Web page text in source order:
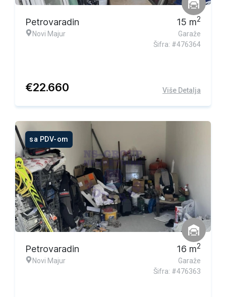
Petrovaradin
Novi Majur
15 m2
Garaže
Šifra: #476364
€22.660 Više Detalja
sa PDV-om
Petrovaradin
Novi Majur
16 m2
Garaže
Šifra: #476363